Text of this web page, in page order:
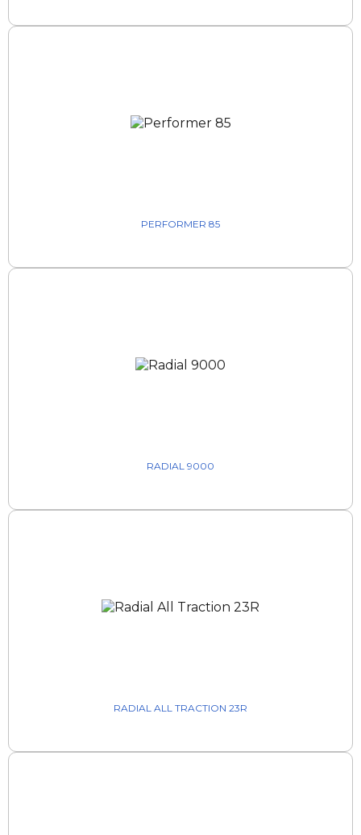
PERFORMER 85
RADIAL 9000
RADIAL ALL TRACTION 23R